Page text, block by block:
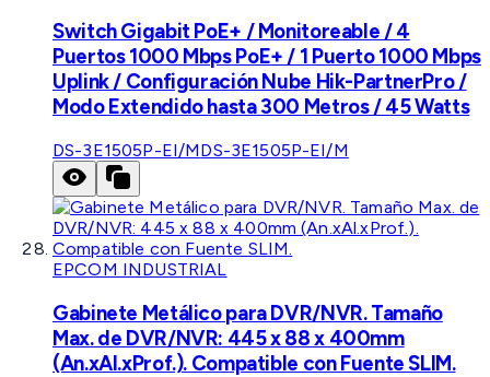
Switch Gigabit PoE+ / Monitoreable / 4
Puertos 1000 Mbps PoE+ / 1 Puerto 1000 Mbps
Uplink / Configuración Nube Hik-PartnerPro /
Modo Extendido hasta 300 Metros / 45 Watts
DS-3E1505P-EI/MDS-3E1505P-EI/M
EPCOM INDUSTRIAL
Gabinete Metálico para DVR/NVR. Tamaño
Max. de DVR/NVR: 445 x 88 x 400mm
(An.xAl.xProf.). Compatible con Fuente SLIM.